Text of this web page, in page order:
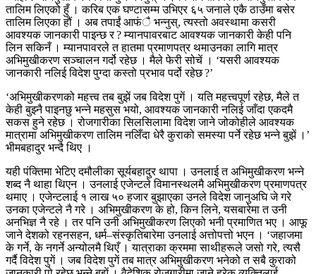
तालिम लिएको हुँ । करिब एक घण्टासम्म उभिएर ६५ जनाले एकै ठाउँमा बसेर
तालिम लिएका हौं । अब तपाईं आफंै भन्नुस्, त्यस्तो अवस्थामा कसरी
आवश्यक जानकारी पाइन्छ र ? म्यानपावरबाट आवश्यक जानकारी केही पनि
लिन सकिनँ । म्यानपावरले त हातमा प्रमाणपत्र थमाउनका लागि मात्र
अभिमुखीकरण सञ्चालन गर्दो रहेछ । मैले फेरी सोचें । ‘यसरी आवश्यक
जानकारी नलिई विदेश पुग्दा कस्तो प्रभाव पर्दो रहेछ ?’
‘अभिमुखीकरणको महत्त्व तब बुझें जब विदेश पुगें । यति महत्त्वपूर्ण रहेछ, मैले त
केही बुझ्नै पाइनछु भन्ने महसुस भयो, आवश्यक जानकारी नलिई जाँदा एकदमै
सकस हुने रहेछ । रोजगारीका सिलसिलामा विदेश जाने जोकोहीले आवश्यक
मात्रामा अभिमुखीकरण तालिम नलिँदा धेरै कुराको समस्या पर्ने रहेछ भन्ने बुझें ।’
भीमबहादुर भन्दै थिए ।
यही पंक्तिमा भेटिए दमौलीका सूर्यबहादुर थापा । उनलाई त अभिमुखीकरण भन्ने
शब्द नै थाहा थिएन । उनलाई एजेन्टले विमानस्थलमै अभिमुखीकरण प्रमाणपत्र
थमाए । एजेन्टलाई १ लाख ५० हजार बुझाएका उनले विदेश जानुअघि जे गरे
उनका एजेन्टले नै गरे । अभिमुखीकरण के हो, किन लिने, यसबारेमा त उनी
अनभिज्ञ नै रहे । तर पनि उनी अभिमुखीकरण लिएको भनी प्रमाणित भए । आफू
जाने देशको रहनसहन, धर्म–संस्कृतिबारेमा उनलाई अत्तोपत्तो भएन । ‘जहाजमा
के गर्ने, के नगर्ने अन्योलमै थिएँ । यात्राका क्रममा साथीहरूले जसो गरे, त्यसै
गर्दै विदेश पुगें । जब विदेश पुगें तब मात्र अभिमुखीकरण भनेको त सबै कुराको